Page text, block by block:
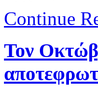
Continue
Τον